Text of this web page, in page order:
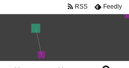
RSS Feedly